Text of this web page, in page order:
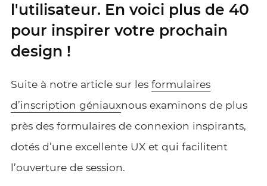
l'utilisateur. En voici plus de 40
pour inspirer votre prochain
design !
Suite à notre article sur les formulaires
d’inscription géniauxnous examinons de plus
près des formulaires de connexion inspirants,
dotés d’une excellente UX et qui facilitent
l’ouverture de session.